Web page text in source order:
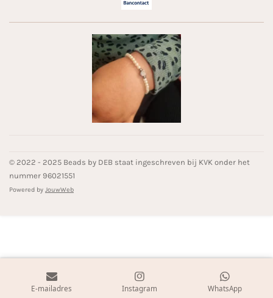
© 2022 - 2025 Beads by DEB staat ingeschreven bij KVK onder het
nummer 96021551
Powered by JouwWeb
E-mailadres Instagram WhatsApp